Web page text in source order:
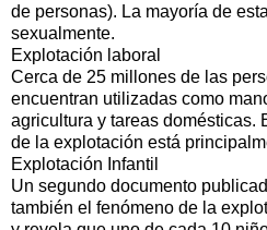
de personas). La mayoría de
sexualmente.
Explotación laboral
Cerca de 25 millones de las
encuentran utilizadas como
agricultura y tareas domésticas.
de la explotación está
Explotación Infantil
Un segundo documento
también el fenómeno de la